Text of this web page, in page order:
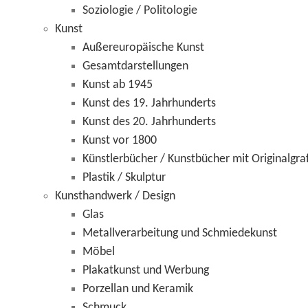
Soziologie / Politologie
Kunst
Außereuropäische Kunst
Gesamtdarstellungen
Kunst ab 1945
Kunst des 19. Jahrhunderts
Kunst des 20. Jahrhunderts
Kunst vor 1800
Künstlerbücher / Kunstbücher mit
Plastik / Skulptur
Kunsthandwerk / Design
Glas
Metallverarbeitung und Schmiedekunst
Möbel
Plakatkunst und Werbung
Porzellan und Keramik